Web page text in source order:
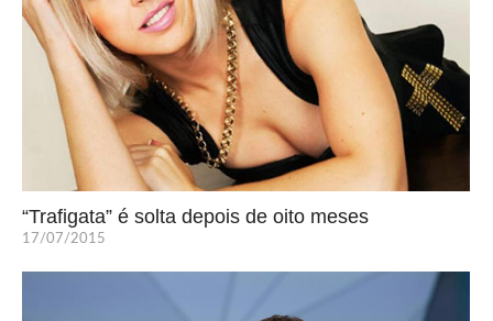
“Trafigata” é solta depois de oito meses
17/07/2015